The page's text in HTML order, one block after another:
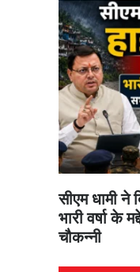
सीएम धामी ने
भारी वर्षा के
चौकन्नी